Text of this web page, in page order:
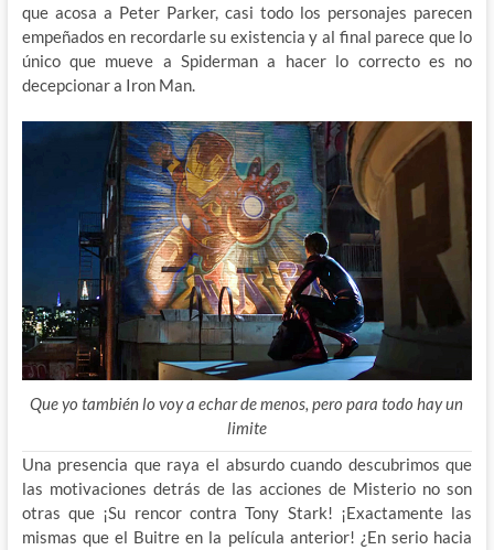
que acosa a Peter Parker, casi todo los personajes parecen
empeñados en recordarle su existencia y al final parece que lo
único que mueve a Spiderman a hacer lo correcto es no
decepcionar a Iron Man.
Que yo también lo voy a echar de menos, pero para todo hay un
limite
Una presencia que raya el absurdo cuando descubrimos que
las motivaciones detrás de las acciones de Misterio no son
otras que ¡Su rencor contra Tony Stark! ¡Exactamente las
mismas que el Buitre en la película anterior! ¿En serio hacia